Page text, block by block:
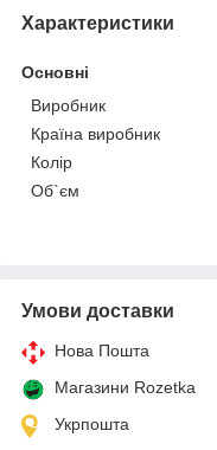
Характеристики
Основні
Виробник
Країна виробник
Колір
Об`єм
Умови доставки
Нова Пошта
Магазини Rozetka
Укрпошта